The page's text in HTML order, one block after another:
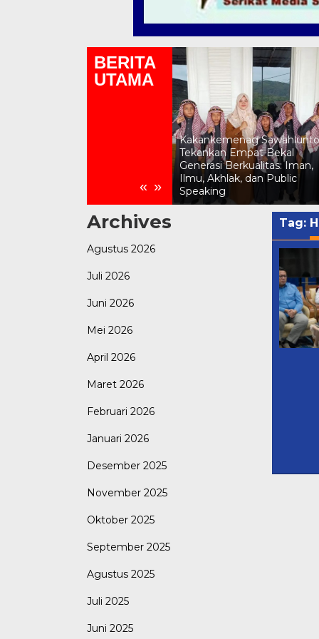
BERITA
UTAMA
« »
Kakankemenag Sawahlunto
Tekankan Empat Bekal
Generasi Berkualitas: Iman,
Ilmu, Akhlak, dan Public
Speaking
Archives
Agustus 2026
Juli 2026
Juni 2026
Mei 2026
April 2026
Maret 2026
Februari 2026
Januari 2026
Desember 2025
November 2025
Oktober 2025
September 2025
Agustus 2025
Juli 2025
Juni 2025
Tag: